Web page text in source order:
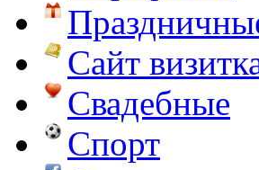
Сайт
Свадебные
Спорт